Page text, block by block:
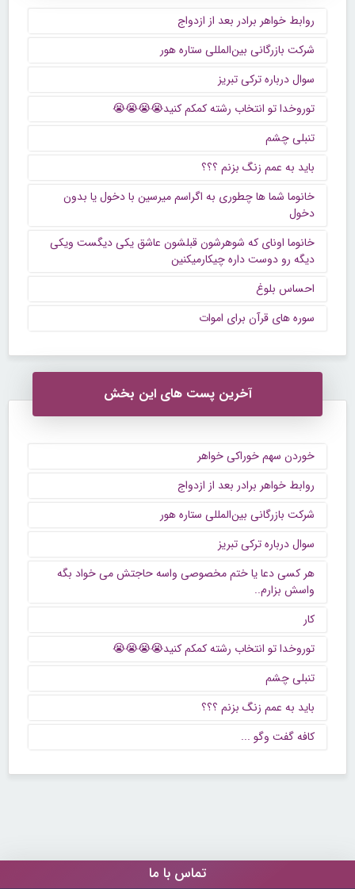
روابط خواهر برادر بعد از ازدواج
شرکت بازرگانی بین‌المللی ستاره هور
سوال درباره ترکی تبریز
توروخدا تو انتخاب رشته کمکم کنید😭😭😭😭
تنبلی چشم
باید به عمم زنگ بزنم ؟؟؟
خانوما شما ها چطوری به اگراسم میرسین با دخول یا بدون
دخول
خانوما اونای که شوهرشون قبلشون عاشق یکی دیگست ویکی
دیگه رو دوست داره چیکارمیکنین
احساس بلوغ
سوره های قرآن برای اموات
آخرین پست های این بخش
خوردن سهم خوراکی خواهر
روابط خواهر برادر بعد از ازدواج
شرکت بازرگانی بین‌المللی ستاره هور
سوال درباره ترکی تبریز
هر کسی دعا یا ختم مخصوصی واسه حاجتش می خواد بگه
واسش بزارم..
کار
توروخدا تو انتخاب رشته کمکم کنید😭😭😭😭
تنبلی چشم
باید به عمم زنگ بزنم ؟؟؟
كافه گفت وگو ...
تماس با ما